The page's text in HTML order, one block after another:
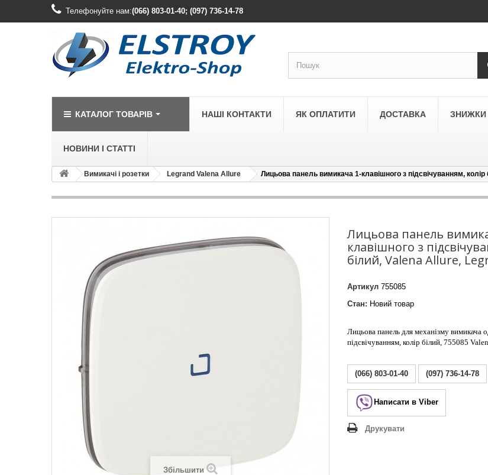
Телефонуйте нам:(066) 803-01-40; (097) 736-14-78
КАТАЛОГ ТОВАРІВ
LEGRAND
Legrand Etika
LEGRAND
LEZARD
НАШІ КОНТАКТИ ЯК ОПЛАТИТИ ДОСТАВКА ЗНИЖКИ
НОВИНИ І СТАТТІ
Вимикачі і розетки Legrand Valena Allure Лицьова панель вимикача 1-клавішного з підсвічуванням,
Збільшити
Лицьова панель
клавішного з
білий, Valena Allure,
Артикул 755085
Стан: Новий товар
Лицьова панель для механізму вимикача
підсвічуванням, колір білий, 755085
(066) 803-01-40 (097) 736-14-78
Написати в Viber
Друкувати